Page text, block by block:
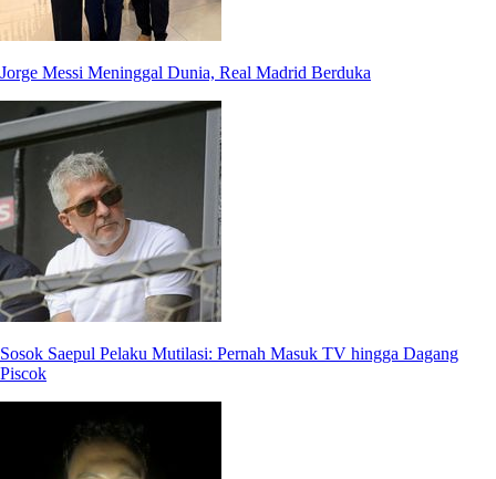
Jorge Messi Meninggal Dunia, Real Madrid Berduka
Sosok Saepul Pelaku Mutilasi: Pernah Masuk TV hingga Dagang
Piscok